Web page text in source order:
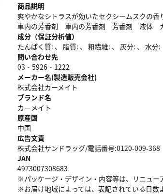
商品説明
爽やかなシトラスが効いたセクシームスクの香
車内の芳香剤 車内の芳香剤 芳香剤 液体
成分（保証分析値）
たんぱく質: 、 脂質: 、 粗繊維: 、 灰分: 、 水分:
問い合わせ先
03‐5926‐1222
メーカー名(製造販売会社)
株式会社カーメイト
ブランド名
カ－メイト
原産国
中国
広告文責
株式会社サンドラッグ/電話番号:0120-009-368
JAN
4973007308683
※パッケージ・デザイン・内容等は、リニュー
※お届け地域によっては、表記されている日